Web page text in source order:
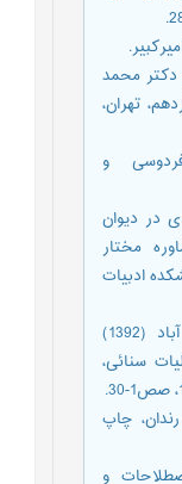
نظر دکتر محمد
تهران،
منصور (1381) فردوسی و
شادی در دیوان
مختار
ادبیات
زرقانی و محمد جواد مهدوی و مریم آباد (1392)
سنائی،
از کوچه رندان، چاپ
اصطلاحات و